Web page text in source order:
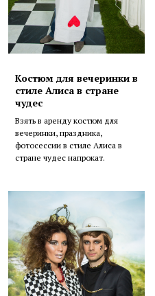
Костюм для вечеринки в
стиле Алиса в стране
чудес
Взять в аренду костюм для
вечеринки, праздника,
фотосессии в стиле Алиса в
стране чудес напрокат.